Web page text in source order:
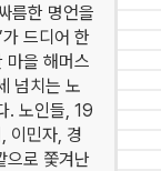
름한 명언을
드디어 한
마을 해머스
넘치는 노
. 노인들, 19
이민자, 경
으로 쫓겨난